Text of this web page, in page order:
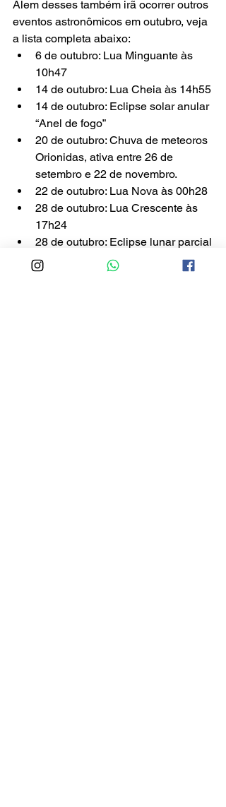
Alem desses também irã ocorrer outros
eventos astronômicos em outubro, veja
a lista completa abaixo:
6 de outubro: Lua Minguante às
10h47
14 de outubro: Lua Cheia às 14h55
14 de outubro: Eclipse solar anular
“Anel de fogo”
20 de outubro: Chuva de meteoros
Orionidas, ativa entre 26 de
setembro e 22 de novembro.
22 de outubro: Lua Nova às 00h28
28 de outubro: Lua Crescente às
17h24
28 de outubro: Eclipse lunar parcial